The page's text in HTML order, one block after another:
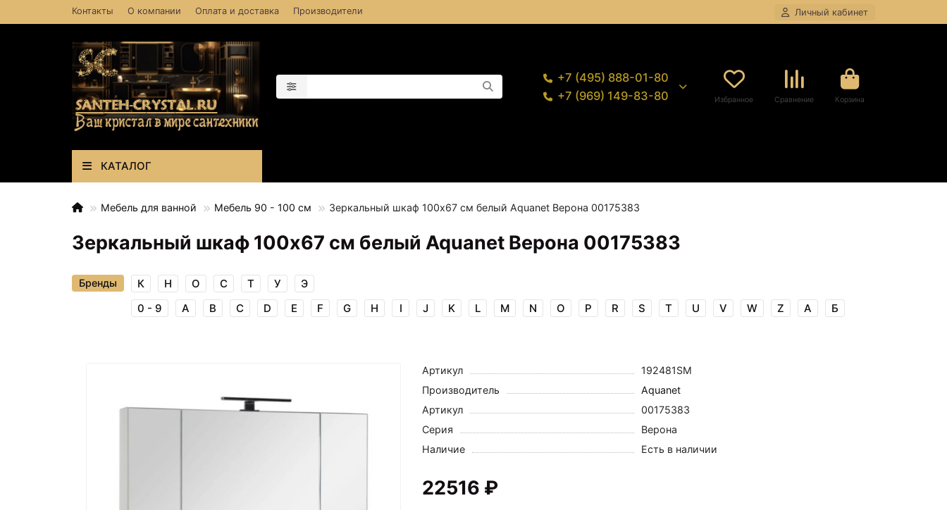
Контакты О компании Оплата и доставка Производители Личный кабинет
+7 (495) 888-01-80
+7 (969) 149-83-80
Избранное Сравнение Корзина
КАТАЛОГ
Мебель для ванной Мебель 90 - 100 см Зеркальный шкаф 100х67 см белый Aquanet Верона 00175383
Зеркальный шкаф 100х67 см белый Aquanet Верона 00175383
Бренды
0 - 9 A B C D E F G H I J K L M N O P R S T U V W Z А Б
К Н О С Т У Э
Артикул
192481SM
Производитель
Aquanet
Артикул
00175383
Серия
Верона
Наличие
Есть в наличии
22516 ₽